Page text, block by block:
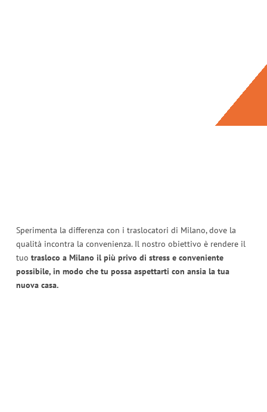
Sperimenta la differenza con i traslocatori di Milano, dove la
qualità incontra la convenienza. Il nostro obiettivo è rendere il
tuo trasloco a Milano il più privo di stress e conveniente
possibile, in modo che tu possa aspettarti con ansia la tua
nuova casa.